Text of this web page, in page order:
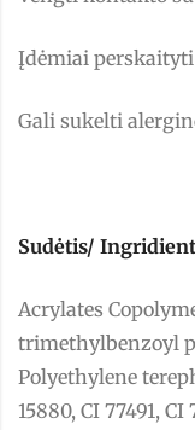
Įdėmiai
Gali sukelti
Sudėtis/
Acrylates
trimethylbenzoyl
Polyethylene
15880, CI 77491, CI